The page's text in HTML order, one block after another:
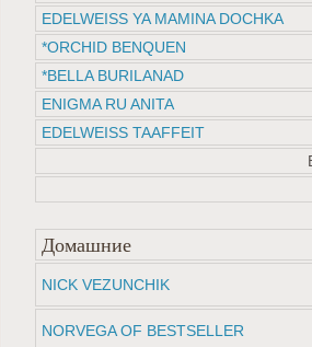
EDELWEISS YA MAMINA DOCHKA
*ORCHID BENQUEN
*BELLA BURILANAD
ENIGMA RU ANITA
EDELWEISS TAAFFEIT
Домашние
NICK VEZUNCHIK
NORVEGA OF BESTSELLER